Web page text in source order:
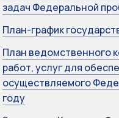
задач Федеральной
План-график
План ведомственного
работ, услуг для
осуществляемого
году